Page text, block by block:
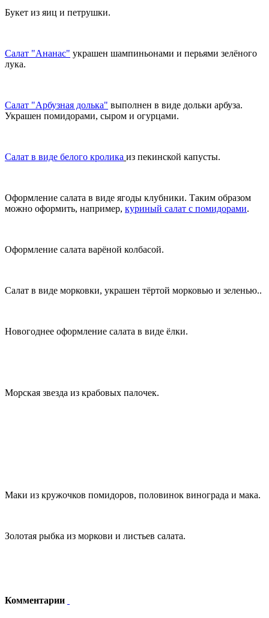
Букет из яиц и петрушки.
Салат "Ананас" украшен шампиньонами и перьями зелёного
лука.
Салат "Арбузная долька" выполнен в виде дольки арбуза.
Украшен помидорами, сыром и огурцами.
Салат в виде белого кролика из пекинской капусты.
Оформление салата в виде ягоды клубники. Таким образом
можно оформить, например, куриный салат с помидорами.
Оформление салата варёной колбасой.
Салат в виде морковки, украшен тёртой морковью и зеленью..
Новогоднее оформление салата в виде ёлки.
Морская звезда из крабовых палочек.
Маки из кружочков помидоров, половинок винограда и мака.
Золотая рыбка из моркови и листьев салата.
Комментарии